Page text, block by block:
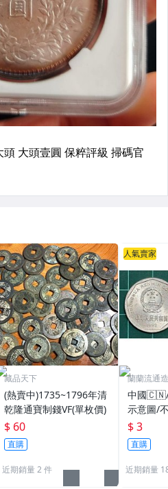
藏品天下
(熱賣中)1735~1796年清
乾隆通寶制錢VF(單枚價)
$ 60
直購
近期銷量 2 件
人氣賣家
蘭蘭流通
中國🇨🇳/
示意圖/
機出貨
$ 3
直購
近期銷量